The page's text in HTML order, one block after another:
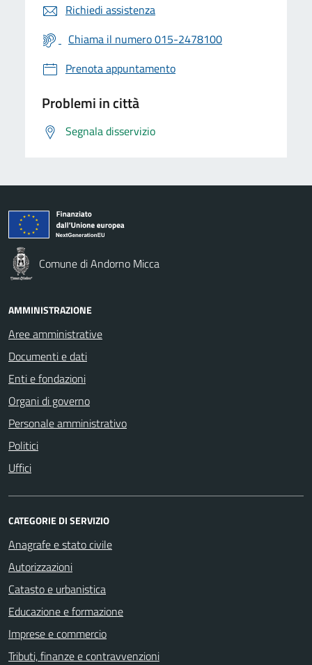
Richiedi assistenza
Chiama il numero 015-2478100
Prenota appuntamento
Problemi in città
Segnala disservizio
Comune di Andorno Micca
AMMINISTRAZIONE
Aree amministrative
Documenti e dati
Enti e fondazioni
Organi di governo
Personale amministrativo
Politici
Uffici
CATEGORIE DI SERVIZIO
Anagrafe e stato civile
Autorizzazioni
Catasto e urbanistica
Educazione e formazione
Imprese e commercio
Tributi, finanze e contravvenzioni